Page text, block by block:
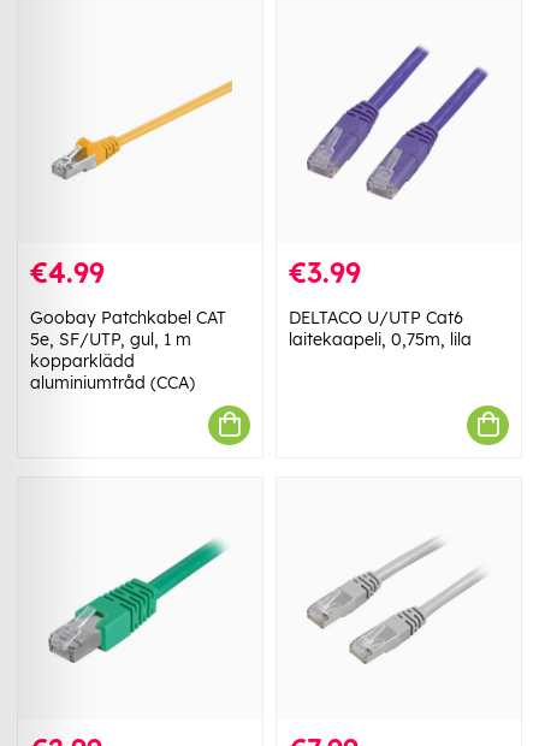
€4.99
Goobay Patchkabel CAT
5e, SF/UTP, gul, 1 m
kopparklädd
aluminiumtråd (CCA)
€3.99
DELTACO U/UTP Cat6
laitekaapeli, 0,75m, lila